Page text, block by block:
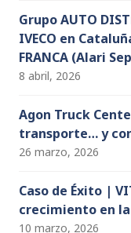
Grupo AUTO
IVECO en
FRANCA (Alari
8 abril, 2026
Agon Truck
transporte… y
26 marzo, 2026
Caso de Éxito |
crecimiento en la
10 marzo, 2026